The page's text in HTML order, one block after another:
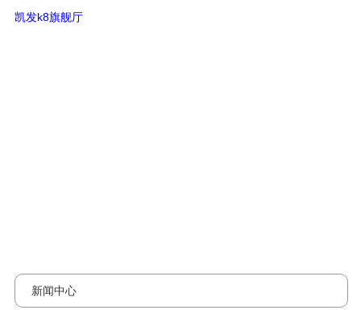
矢志不渝，创新突破，科技引领，装
配未来-凯发k8旗舰厅
凯发k8旗舰厅
新闻中心